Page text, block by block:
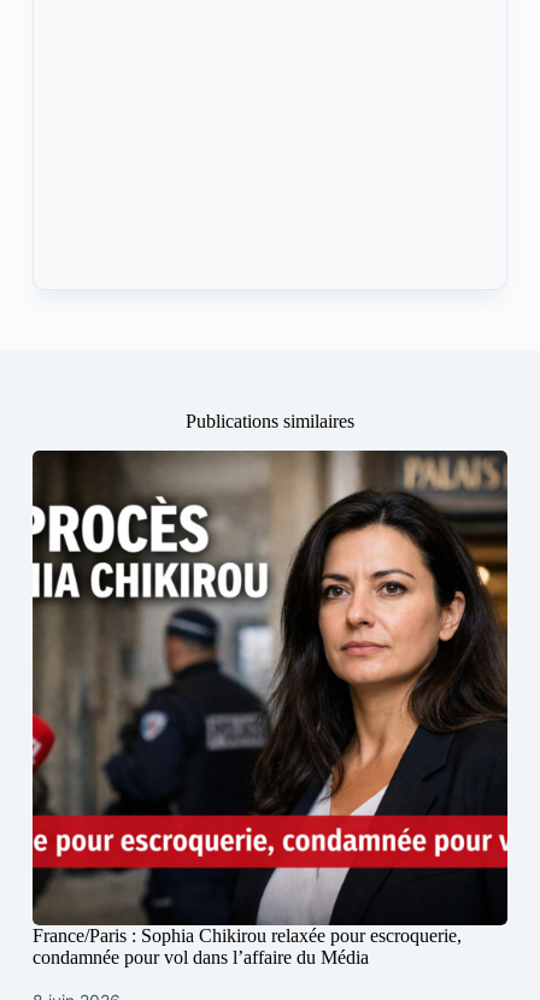
Publications similaires
France/Paris : Sophia Chikirou relaxée pour escroquerie,
condamnée pour vol dans l’affaire du Média